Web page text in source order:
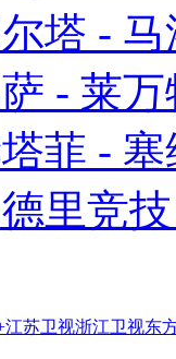
塔 -
- 莱
菲 -
里竞
江苏卫视浙江卫视东